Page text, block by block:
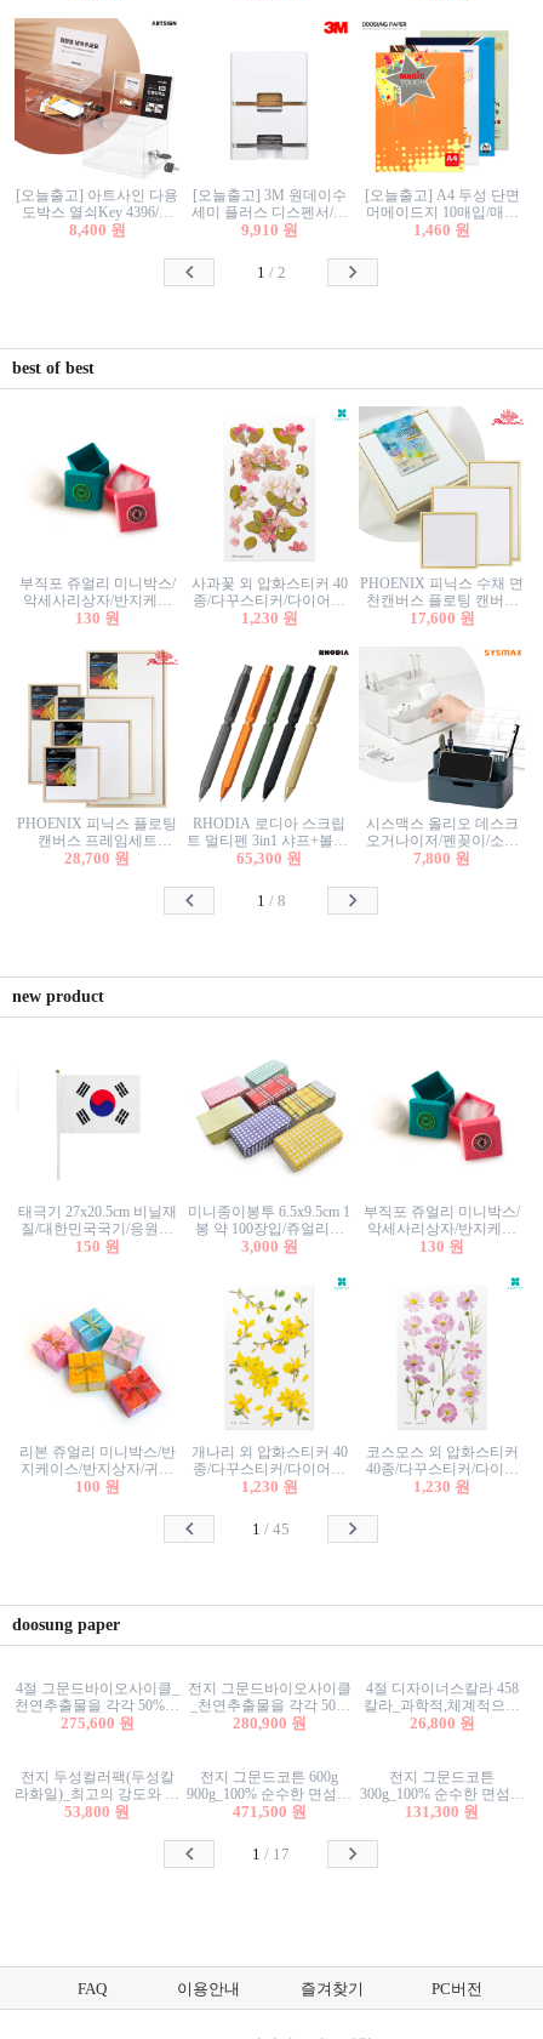
[오늘출고] 아트사인 다용
도박스 열쇠Key 4396/투
표함/건의함/모금함/응모
8,400 원
[오늘출고] 3M 원데이수
세미 플러스 디스펜서/소
프트수세미5매+강력수세
9,910 원
[오늘출고] A4 두성 단면
머메이드지 10매입/매직
터치/색지/색상지/색복사
칼라색지/고급복사지
1,460 원
1 / 2
best of best
부직포 쥬얼리 미니박스/
악세사리상자/반지케이
스/반지상자/귀걸이상자/
130 원
사과꽃 외 압화스티커 40
종/다꾸스티커/다이어리
꾸미기/꽃스티커/자연물
1,230 원
PHOENIX 피닉스 수채 면
천캔버스 플로팅 캔버스
프레임세트 30x30cm/액자
17,600 원
PHOENIX 피닉스 플로팅
캔버스 프레임세트
50x50cm/액자캔버스/인테
28,700 원
RHODIA 로디아 스크립
트 멀티펜 3in1 샤프+볼펜/
무광택 알루미늄 육각배
65,300 원
시스맥스 올리오 데스크
오거나이저/펜꽂이/소품
꽂이/소품함/정리함/수납
7,800 원
1 / 8
new product
태극기 27x20.5cm 비닐재
질/대한민국국기/응원깃
발/행사깃발
150 원
미니종이봉투 6.5x9.5cm 1
봉 약 100장입/쥬얼리봉
투/증명사진봉투/악세사
3,000 원
부직포 쥬얼리 미니박스/
악세사리상자/반지케이
스/반지상자/귀걸이상자/
130 원
리본 쥬얼리 미니박스/반
지케이스/반지상자/귀걸
이상자/귀걸이박스/악세
100 원
개나리 외 압화스티커 40
종/다꾸스티커/다이어리
꾸미기/꽃스티커/자연물
1,230 원
코스모스 외 압화스티커
40종/다꾸스티커/다이어
리꾸미기/꽃스티커/자연
1,230 원
1 /45
doosung paper
4절 그문드바이오사이클_
천연추출물을 각각 50%이
상 함유한 친환경그래픽
275,600 원
전지 그문드바이오사이클
_천연추출물을 각각 50%
이상 함유한 친환경그래
280,900 원
4절 디자이너스칼라 458
칼라_과학적,체계적으로
분류된 200색을 갖춘 색지
26,800 원
전지 두성컬러팩(두성칼
라화일)_최고의 강도와 평
활성을 지닌 다양한 컬러
53,800 원
전지 그문드코튼 600g
900g_100% 순수한 면섬유
로 만든 친환경프리미엄
471,500 원
전지 그문드코튼
300g_100% 순수한 면섬유
로 만든 친환경프리미엄
131,300 원
1 / 17
FAQ 이용안내 즐겨찾기 PC버전